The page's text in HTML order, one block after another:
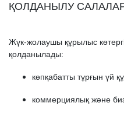
ҚОЛДАНЫЛУ
Жүк-жолаушы құрылыс
қолданылады:
көпқабатты тұрғын үй
коммерциялық және